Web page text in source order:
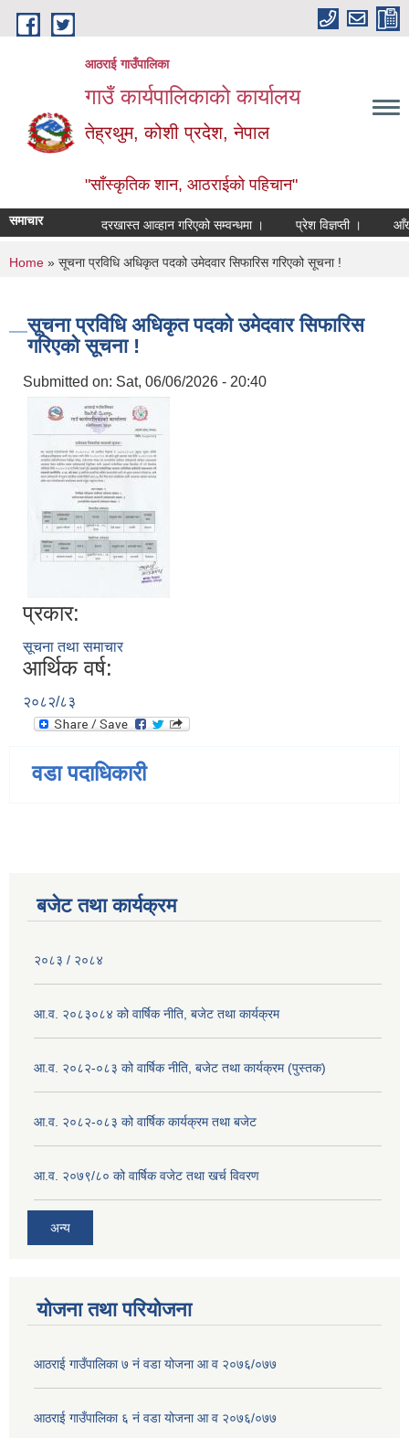
Skip to main content
आठराई गाउँपालिका
गाउँ कार्यपालिकाको कार्यालय
तेह्रथुम, कोशी प्रदेश, नेपाल
"साँस्कृतिक शान, आठराईको पहिचान"
समाचार दरखास्त आव्हान गरिएको सम्वन्धमा । प्रेश विज्ञप्ती । आँखा
You are here
Home » सूचना प्रविधि अधिकृत पदको उमेदवार सिफारिस गरिएको सूचना !
सूचना प्रविधि अधिकृत पदको उमेदवार सिफारिस
गरिएको सूचना !
Submitted on: Sat, 06/06/2026 - 20:40
प्रकार:
सूचना तथा समाचार
आर्थिक वर्ष:
२०८२/८३
वडा पदाधिकारी
बजेट तथा कार्यक्रम
२०८३ / २०८४
आ.व. २०८३०८४ को वार्षिक नीति, बजेट तथा कार्यक्रम
आ.व. २०८२-०८३ को वार्षिक नीति, बजेट तथा कार्यक्रम (पुस्तक)
आ.व. २०८२-०८३ को वार्षिक कार्यक्रम तथा बजेट
आ.व. २०७९/८० को वार्षिक वजेट तथा खर्च विवरण
अन्य
योजना तथा परियोजना
आठराई गाउँपालिका ७ नं वडा योजना आ व २०७६/०७७
आठराई गाउँपालिका ६ नं वडा योजना आ व २०७६/०७७